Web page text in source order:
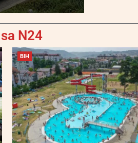
N24
BIH